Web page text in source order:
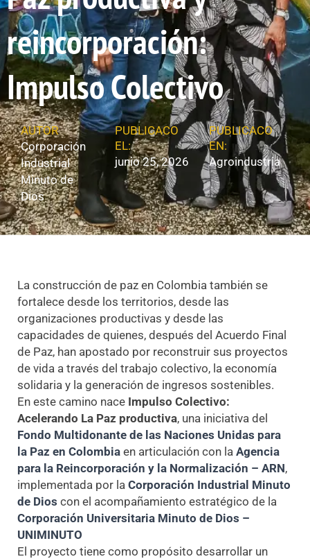
reincorporación:
Impulso Colectivo
AUTOR
Corporación
Industrial
Minuto de
Dios
PUBLICACO
EL:
junio 25, 2026
PUBLICACO
EN:
Agroindustria
La construcción de paz en Colombia también se
fortalece desde los territorios, desde las
organizaciones productivas y desde las
capacidades de quienes, después del Acuerdo Final
de Paz, han apostado por reconstruir sus proyectos
de vida a través del trabajo colectivo, la economía
solidaria y la generación de ingresos sostenibles.
En este camino nace Impulso Colectivo:
Acelerando La Paz productiva, una iniciativa del
Fondo Multidonante de las Naciones Unidas para
la Paz en Colombia en articulación con la Agencia
para la Reincorporación y la Normalización – ARN,
implementada por la Corporación Industrial Minuto
de Dios con el acompañamiento estratégico de la
Corporación Universitaria Minuto de Dios –
UNIMINUTO
El proyecto tiene como propósito desarrollar un